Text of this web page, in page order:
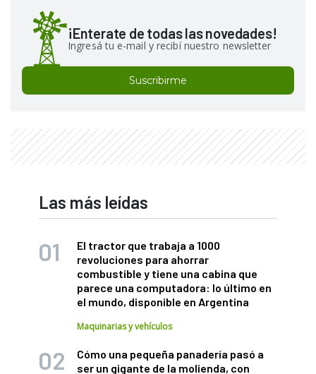
¡Enterate de todas las novedades!
Ingresá tu e-mail y recibí nuestro newsletter
Suscribirme
Las más leídas
El tractor que trabaja a 1000
revoluciones para ahorrar
combustible y tiene una cabina que
parece una computadora: lo último en
el mundo, disponible en Argentina
Maquinarias y vehículos
Cómo una pequeña panadería pasó a
ser un gigante de la molienda, con